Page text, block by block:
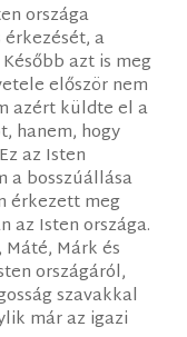
országa
a
azt is meg
először nem
azért küldte el a
hanem, hogy
az Isten
a bosszúállása
érkezett meg
az Isten országa.
Márk és
országáról,
szavakkal
már az igazi